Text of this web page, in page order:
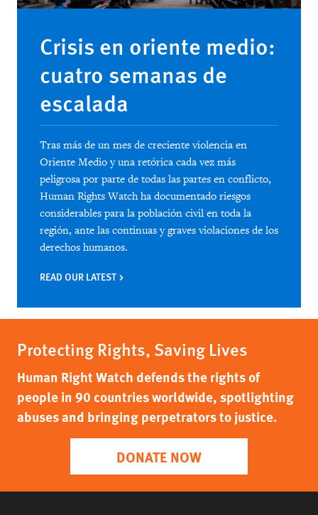
Crisis en oriente medio:
cuatro semanas de
escalada
Tras más de un mes de creciente violencia en
Oriente Medio y una retórica cada vez más
peligrosa por parte de todas las partes en conflicto,
Human Rights Watch ha documentado riesgos
considerables para la población civil en toda la
región, ante las continuas y graves violaciones de los
derechos humanos.
READ OUR LATEST
Protecting Rights, Saving Lives
Human Right Watch defends the rights of
people in 90 countries worldwide, spotlighting
abuses and bringing perpetrators to justice.
DONATE NOW